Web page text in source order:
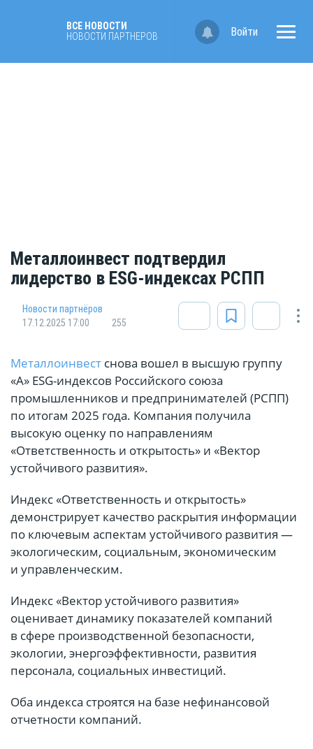
ВСЕ НОВОСТИ
НОВОСТИ ПАРТНЁРОВ
Войти
Металлоинвест подтвердил
лидерство в ESG-индексах РСПП
Новости партнёров
17.12.2025 17:00
255
Металлоинвест снова вошел в высшую группу
«А» ESG-индексов Российского союза
промышленников и предпринимателей (РСПП)
по итогам 2025 года. Компания получила
высокую оценку по направлениям
«Ответственность и открытость» и «Вектор
устойчивого развития».
Индекс «Ответственность и открытость»
демонстрирует качество раскрытия информации
по ключевым аспектам устойчивого развития —
экологическим, социальным, экономическим
и управленческим.
Индекс «Вектор устойчивого развития»
оценивает динамику показателей компаний
в сфере производственной безопасности,
экологии, энергоэффективности, развития
персонала, социальных инвестиций.
Оба индекса строятся на базе нефинансовой
отчетности компаний.